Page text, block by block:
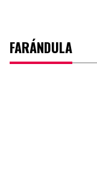
FARÁNDULA